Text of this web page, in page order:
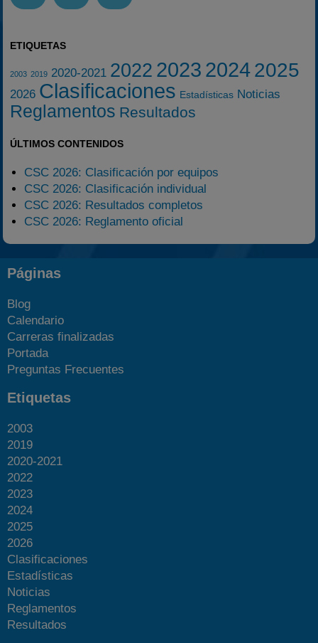
ETIQUETAS
2003 2019 2020-2021 2022 2023 20242025
2026 Clasificaciones Estadísticas Noticias
Reglamentos Resultados
ÚLTIMOS CONTENIDOS
CSC 2026: Clasificación por equipos
CSC 2026: Clasificación individual
CSC 2026: Resultados completos
CSC 2026: Reglamento oficial
Páginas
Blog
Calendario
Carreras finalizadas
Portada
Preguntas Frecuentes
Etiquetas
2003
2019
2020-2021
2022
2023
2024
2025
2026
Clasificaciones
Estadísticas
Noticias
Reglamentos
Resultados